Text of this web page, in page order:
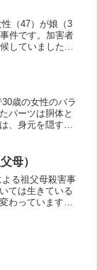
（47）が娘（3
件です。加害者
していました。
現金15万を盗む
ですね。
歳の女性のバラ
パーツは胴体と
、身元を隠す為
が必要ですね。
母）
る祖父母殺害事
ては生きている
わっています。